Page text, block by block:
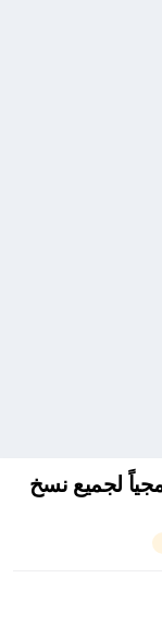
لجميع نسخ